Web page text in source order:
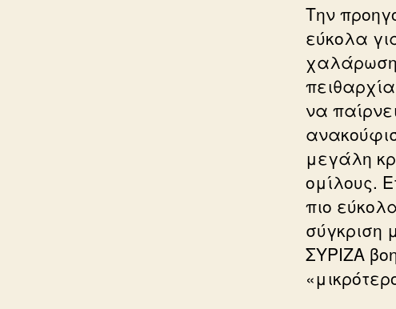
Την
εύκολα
να
μεγάλη
ομίλους.
πιο
σύγκριση
ΣΥΡΙΖΑ